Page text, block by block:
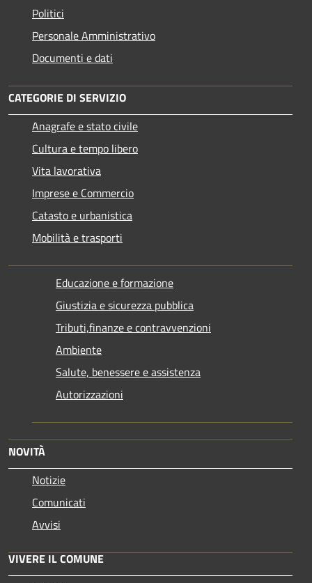
Politici
Personale Amministrativo
Documenti e dati
CATEGORIE DI SERVIZIO
Anagrafe e stato civile
Cultura e tempo libero
Vita lavorativa
Imprese e Commercio
Catasto e urbanistica
Mobilità e trasporti
Educazione e formazione
Giustizia e sicurezza pubblica
Tributi,finanze e contravvenzioni
Ambiente
Salute, benessere e assistenza
Autorizzazioni
NOVITÀ
Notizie
Comunicati
Avvisi
VIVERE IL COMUNE